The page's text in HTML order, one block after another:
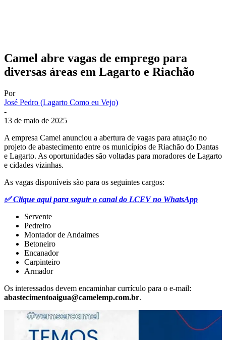
Camel abre vagas de emprego para
diversas áreas em Lagarto e Riachão
Por
José Pedro (Lagarto Como eu Vejo)
-
13 de maio de 2025
A empresa Camel anunciou a abertura de vagas para atuação no
projeto de abastecimento entre os municípios de Riachão do Dantas
e Lagarto. As oportunidades são voltadas para moradores de Lagarto
e cidades vizinhas.
As vagas disponíveis são para os seguintes cargos:
✅ Clique aqui para seguir o canal do LCEV no WhatsApp
Servente
Pedreiro
Montador de Andaimes
Betoneiro
Encanador
Carpinteiro
Armador
Os interessados devem encaminhar currículo para o e-mail:
abastecimentoaigua@camelemp.com.br.